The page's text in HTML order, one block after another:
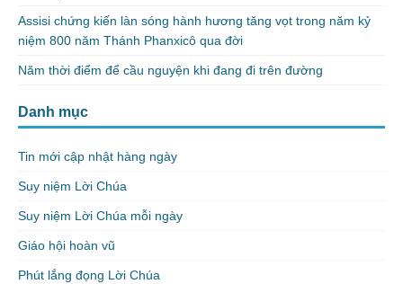
Assisi chứng kiến làn sóng hành hương tăng vọt trong năm kỷ
niệm 800 năm Thánh Phanxicô qua đời
Năm thời điểm để cầu nguyện khi đang đi trên đường
Danh mục
Tin mới cập nhật hàng ngày
Suy niệm Lời Chúa
Suy niệm Lời Chúa mỗi ngày
Giáo hội hoàn vũ
Phút lắng đọng Lời Chúa